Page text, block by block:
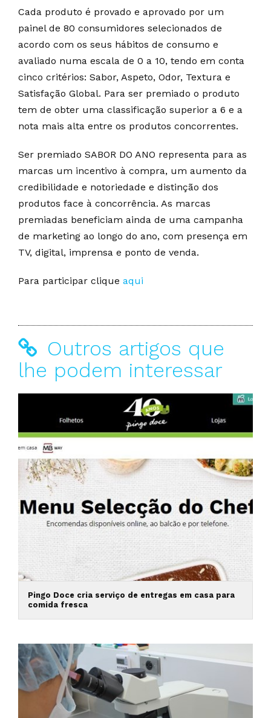
Cada produto é provado e aprovado por um
painel de 80 consumidores selecionados de
acordo com os seus hábitos de consumo e
avaliado numa escala de 0 a 10, tendo em conta
cinco critérios: Sabor, Aspeto, Odor, Textura e
Satisfação Global. Para ser premiado o produto
tem de obter uma classificação superior a 6 e a
nota mais alta entre os produtos concorrentes.
Ser premiado SABOR DO ANO representa para as
marcas um incentivo à compra, um aumento da
credibilidade e notoriedade e distinção dos
produtos face à concorrência. As marcas
premiadas beneficiam ainda de uma campanha
de marketing ao longo do ano, com presença em
TV, digital, imprensa e ponto de venda.
Para participar clique aqui
Outros artigos que
lhe podem interessar
Pingo Doce cria serviço de entregas em casa para
comida fresca